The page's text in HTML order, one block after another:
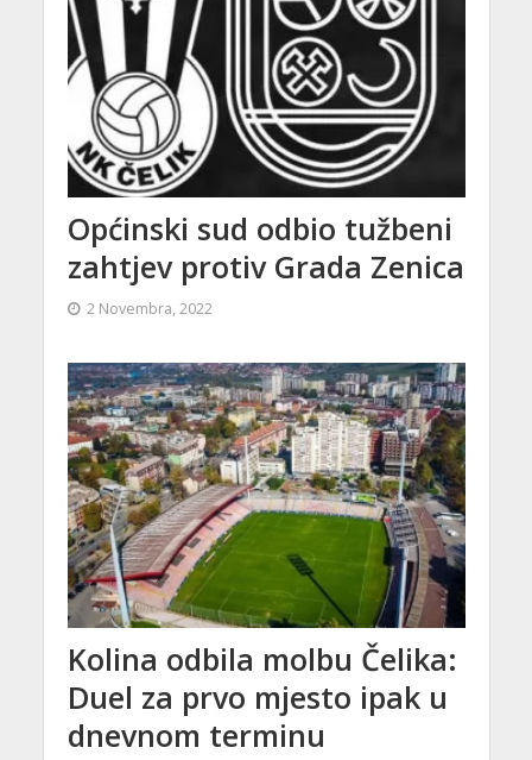
Općinski sud odbio tužbeni
zahtjev protiv Grada Zenica
2 Novembra, 2022
Kolina odbila molbu Čelika:
Duel za prvo mjesto ipak u
dnevnom terminu